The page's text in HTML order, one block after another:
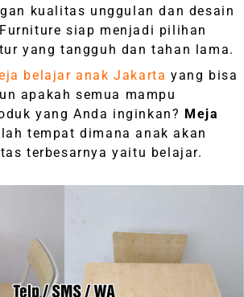
kualitas unggulan dan desain
siap menjadi pilihan
yang tangguh dan tahan lama.
belajar anak Jakarta yang bisa
apakah semua mampu
yang Anda inginkan? Meja
tempat dimana anak akan
terbesarnya yaitu belajar.